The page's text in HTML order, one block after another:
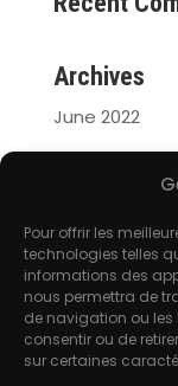
Pour offrir les
technologies telles
informations des
nous permettra de
de navigation ou les
consentir ou de
sur certaines
Archives
June 2022
Entries feed
Comments
WordPress.org